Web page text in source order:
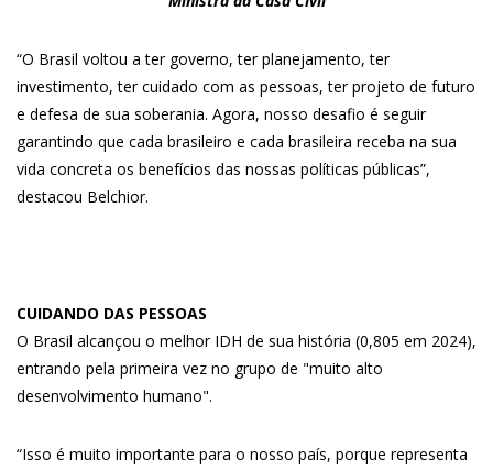
“O Brasil voltou a ter governo, ter planejamento, ter
investimento, ter cuidado com as pessoas, ter projeto de futuro
e defesa de sua soberania. Agora, nosso desafio é seguir
garantindo que cada brasileiro e cada brasileira receba na sua
vida concreta os benefícios das nossas políticas públicas”,
destacou Belchior.
CUIDANDO DAS PESSOAS
O Brasil alcançou o melhor IDH de sua história (0,805 em 2024),
entrando pela primeira vez no grupo de "muito alto
desenvolvimento humano".
“Isso é muito importante para o nosso país, porque representa